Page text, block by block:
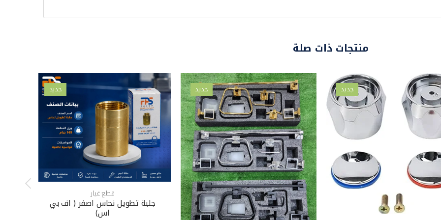
منتجات ذات صلة
جديد جديد جديد
قطع غيار
جلبة تطويل نحاس اصفر ( اف بي
اس)